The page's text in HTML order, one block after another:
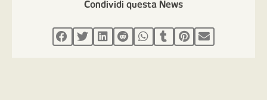
Condividi questa News